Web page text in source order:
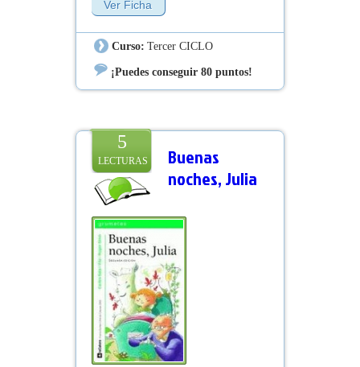
princesas y a adueñarse del Gran
Ver Ficha
Curso: Tercer CICLO
¡Puedes conseguir 80 puntos!
5
LECTURAS
Buenas
noches, Julia